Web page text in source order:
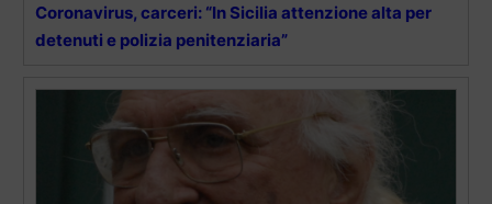
Coronavirus, carceri: “In Sicilia attenzione alta per
detenuti e polizia penitenziaria”